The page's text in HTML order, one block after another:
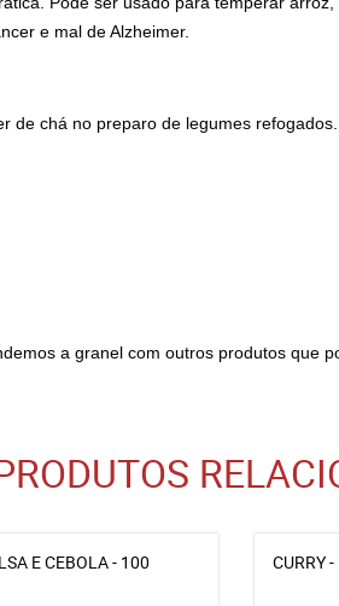
e mal de Alzheimer.
chá no preparo de legumes
a granel com outros produtos que
E CEBOLA - 100
CURRY